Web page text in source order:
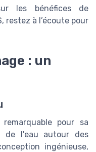
les bénéfices de
restez à l’écoute pour
: un
pour sa
de l'eau autour des
ingénieuse,